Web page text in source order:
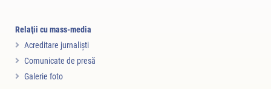
Relaţii cu mass-media
Acreditare jurnalişti
Comunicate de presă
Galerie foto